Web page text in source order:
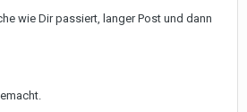
wie Dir passiert, langer Post und dann